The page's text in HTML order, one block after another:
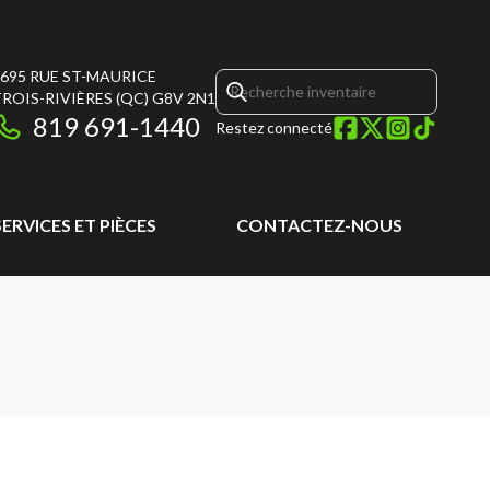
RUE ST-MAURICE
RIVIÈRES (QC) G8V 2N1
819 691-1440 Restez connecté
ET PIÈCES CONTACTEZ-NOUS